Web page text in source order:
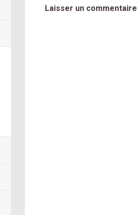
Laisser un commentaire